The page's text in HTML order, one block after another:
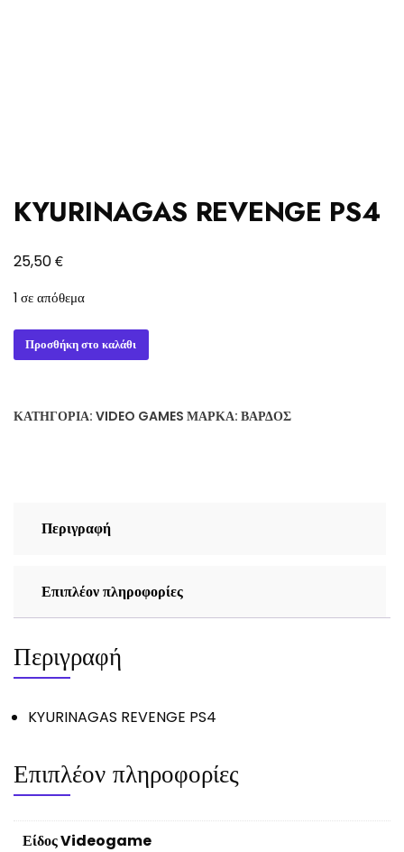
KYURINAGAS REVENGE PS4
25,50€
1 σε απόθεμα
KYURINAGAS
REVENGE
Προσθήκη στο καλάθι
ΚΑΤΗΓΟΡΊΑ: VIDEO GAMES ΜΆΡΚΑ: ΒΆΡΔΟΣ
Περιγραφή
Επιπλέον πληροφορίες
Περιγραφή
KYURINAGAS REVENGE PS4
Επιπλέον πληροφορίες
Είδος Videogame